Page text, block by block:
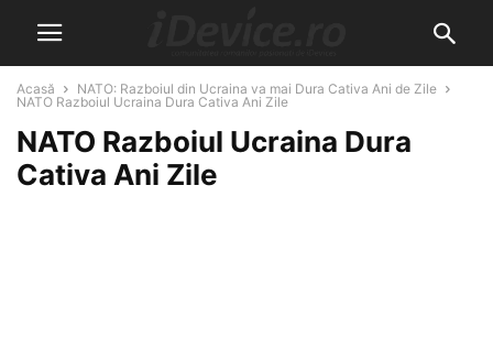
Acasă
NATO: Razboiul din Ucraina va mai Dura Cativa Ani de Zile
NATO Razboiul Ucraina Dura Cativa Ani Zile
NATO Razboiul Ucraina Dura
Cativa Ani Zile